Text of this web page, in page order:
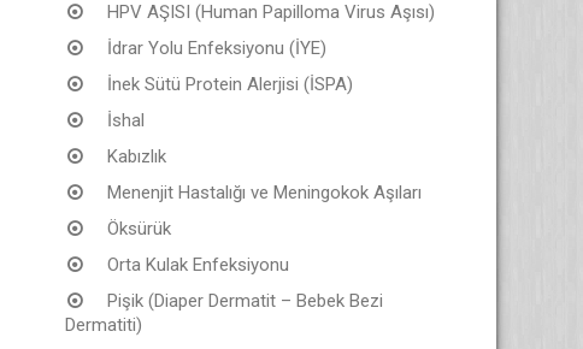
HPV AŞISI (Human Papilloma Virus Aşısı)
İdrar Yolu Enfeksiyonu (İYE)
İnek Sütü Protein Alerjisi (İSPA)
İshal
Kabızlık
Menenjit Hastalığı ve Meningokok Aşıları
Öksürük
Orta Kulak Enfeksiyonu
Pişik (Diaper Dermatit – Bebek Bezi
Dermatiti)